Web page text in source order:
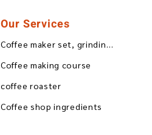
Our Services
Coffee maker set, grinding, blending
Coffee making course
coffee roaster
Coffee shop ingredients